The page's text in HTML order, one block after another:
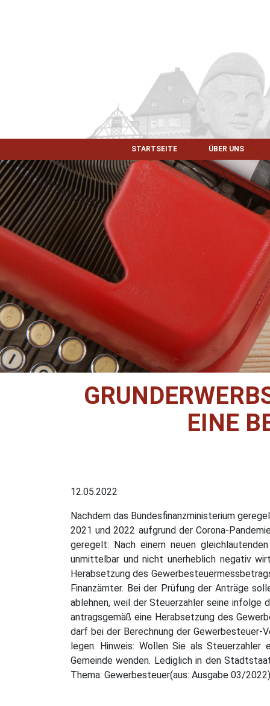
STARTSEITE ÜBER UNS
EINE
12.05.2022
Nachdem das Bundesfinanzministerium
2021 und 2022 aufgrund der Corona-
geregelt: Nach einem neuen
unmittelbar und nicht unerheblich negativ
Herabsetzung des
Finanzämter. Bei der Prüfung der Anträge
ablehnen, weil der Steuerzahler seine infolge
antragsgemäß eine Herabsetzung des
darf bei der Berechnung der Gewerbesteuer-
legen. Hinweis: Wollen Sie als
Gemeinde wenden. Lediglich in den
Thema: Gewerbesteuer(aus: Ausgabe 03/2022)